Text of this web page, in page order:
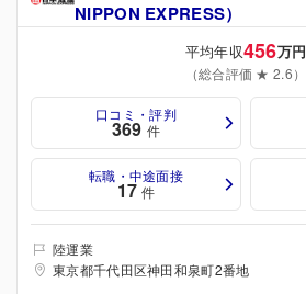
NIPPON EXPRESS）
平均年収456万円
（総合評価 ★ 2.6）
口コミ・評判
369 件
転職・中途面接
17 件
陸運業
東京都千代田区神田和泉町2番地